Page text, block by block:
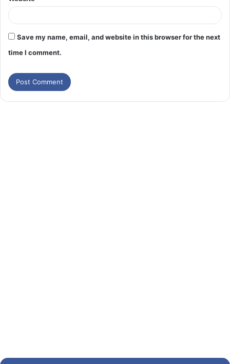
Save my name, email, and website in this browser for the next
time I comment.